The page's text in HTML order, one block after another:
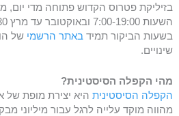
בזיליקת פטרוס הקדוש פתוחה מדי יום,
בשעות הביקור תמיד באתר הרשמי של
שינויים.
מהי הקפלה הסיסטינית?
הקפלה הסיסטיניתהיא יצירת מופת של
מהווה מוקד עלייה לרגל עבור מיליוני